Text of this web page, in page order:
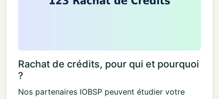
Rachat de crédits, pour qui et pourquoi
?
Nos partenaires IOBSP peuvent étudier votre